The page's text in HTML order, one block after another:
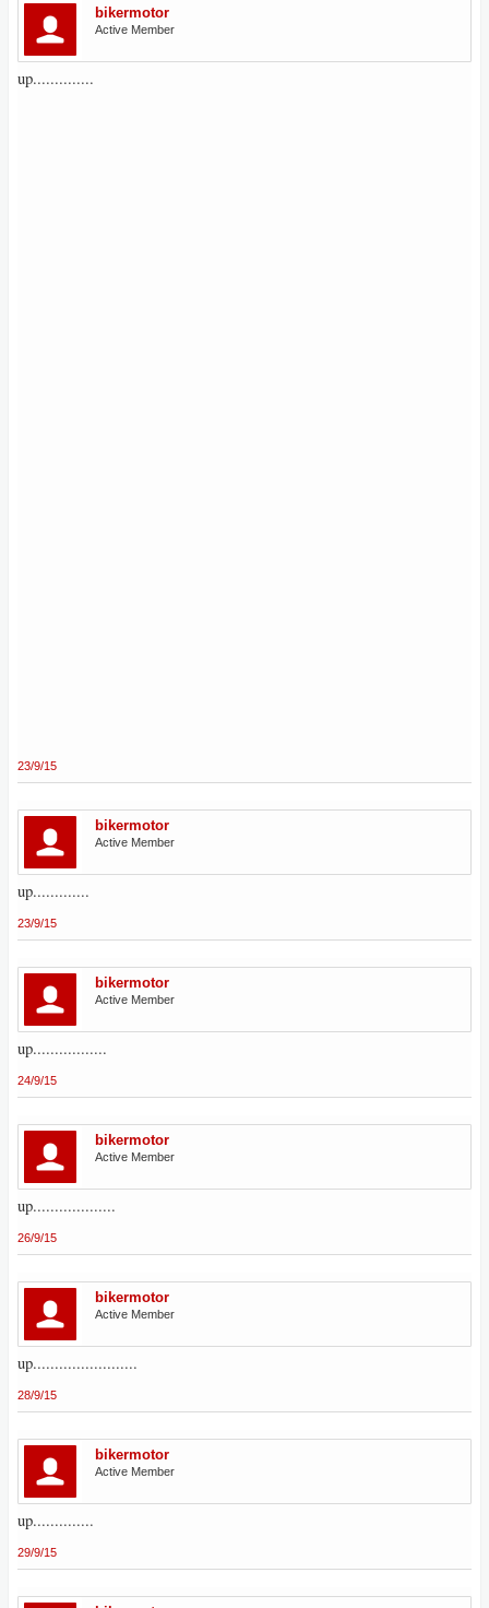
bikermotor
Active Member
up..............
23/9/15
bikermotor
Active Member
up.............
23/9/15
bikermotor
Active Member
up.................
24/9/15
bikermotor
Active Member
up...................
26/9/15
bikermotor
Active Member
up........................
28/9/15
bikermotor
Active Member
up..............
29/9/15